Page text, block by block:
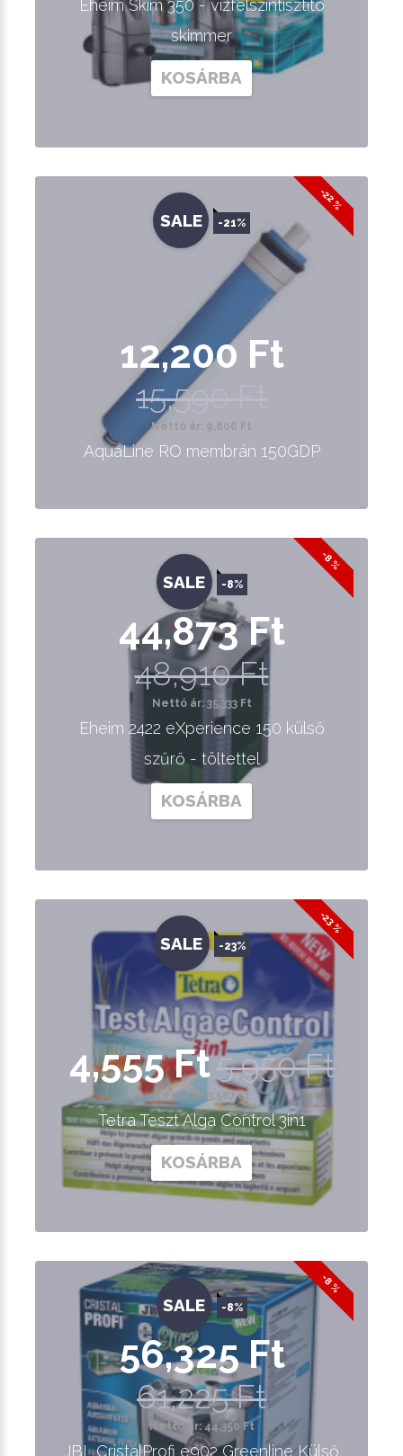
Eheim Skim 350 - vízfelszíntisztító
skimmer
KOSÁRBA
-22 %
SALE -21%
12,200 Ft
15,590 Ft
Nettó ár: 9,606 Ft
AquaLine RO membrán 150GDP
-8 %
SALE -8%
44,873 Ft
48,910 Ft
Nettó ár: 35,333 Ft
Eheim 2422 eXperience 150 külső
szűrő - töltettel
KOSÁRBA
-23 %
SALE -23%
4,555 Ft5,950 Ft
Nettó ár: 3,587 Ft
Tetra Teszt Alga Control 3in1
KOSÁRBA
-8 %
SALE -8%
56,325 Ft
61,225 Ft
Nettó ár: 44,350 Ft
JBL CristalProfi e902 Greenline Külső